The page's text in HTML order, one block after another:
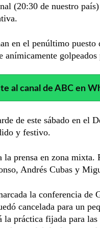
(20:30 de nuestro
en el penúltimo puesto
golpeados
al canal de ABC en
de este sábado en el
y festivo.
prensa en zona mixta.
Andrés Cubas y
la conferencia de
cancelada para un
la práctica fijada para